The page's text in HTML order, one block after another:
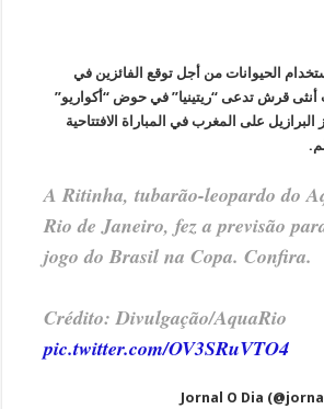
الحيوانات من أجل توقع الفائزين في
أنثى قرش تدعى “ريتينيا” في حوض “أكواريو”
البرازيل على المغرب في المباراة الافتتاحية
A Ritinha, tubarão-leopardo do
Rio de Janeiro, fez a previsão
jogo do Brasil na Copa. Confira.
Crédito: Divulgação/AquaRio
pic.twitter.com/OV3SRuVTO4